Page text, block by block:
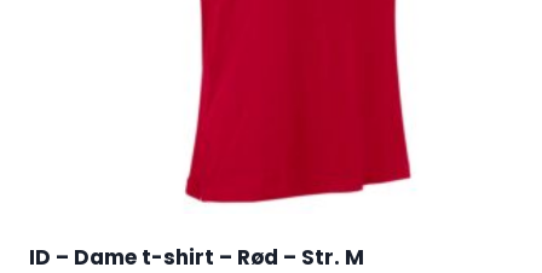
ID – Dame t-shirt – Rød – Str. M